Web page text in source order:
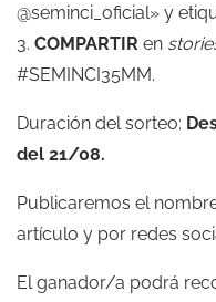
@seminci_oficial» y
3. COMPARTIR en
#SEMINCI35MM.
Duración del sorteo:
del 21/08.
Publicaremos el
artículo y por redes
El ganador/a podrá